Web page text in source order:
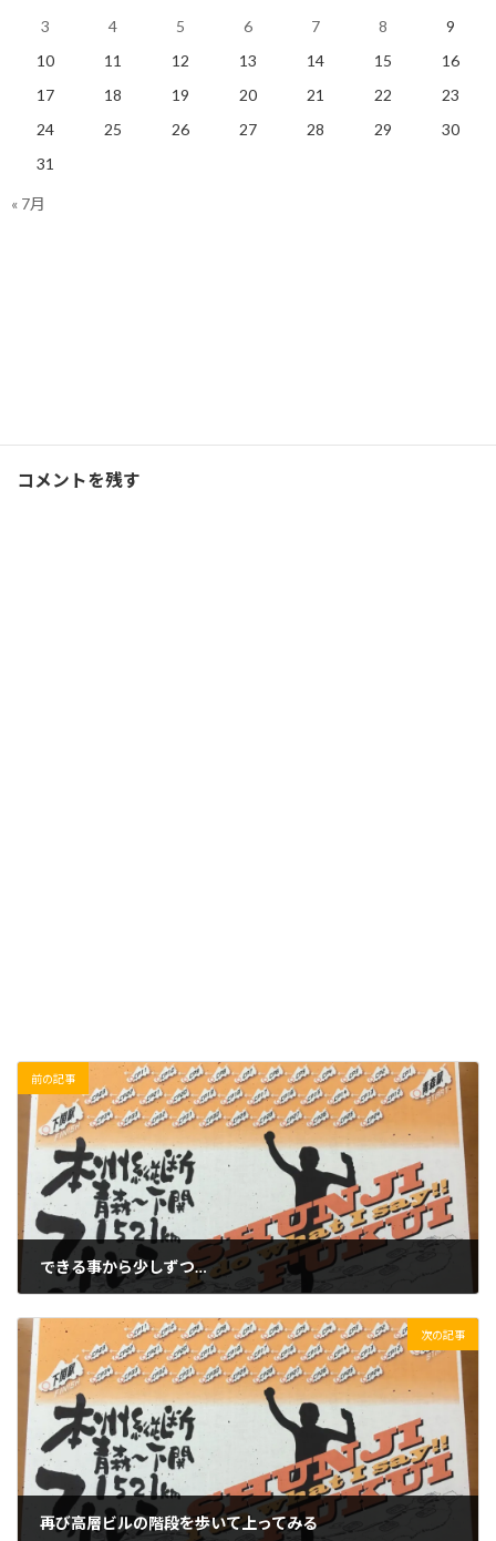
ってみたら意外と効果が高
かったことが分かりまし
2020/02/13(木)
コメントを残す
前の記事
できる事から少しずつ…
次の記事
再び高層ビルの階段を歩いて上ってみる
3
4 5 6 7 8
9
10
11 12 13 14 15
16
17
18 19 20 21 22
23
24
25 26 27 28 29
30
31
« 7月